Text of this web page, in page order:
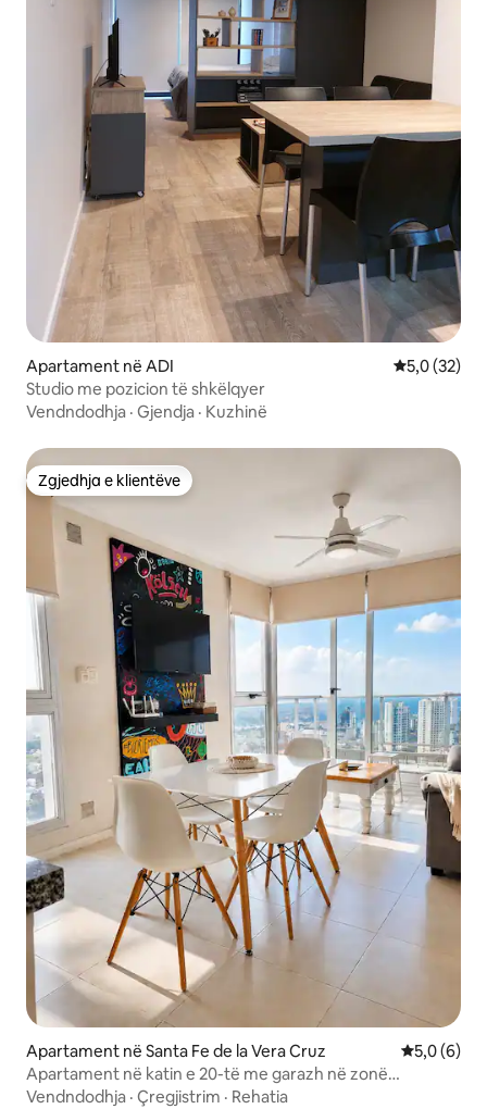
Apartament në ADI Vlerësimi
5,0 (32)
Studio me pozicion të shkëlqyer
Vendndodhja · Gjendja · Kuzhinë
Zgjedhja e klientëve
Zgjedhja e klientëve
Apartament në Santa Fe de la Vera Cruz Vlerësimi
5,0 (6)
Apartament në katin e 20-të me garazh në zonë
ekskluzive në Bv
Vendndodhja · Çregjistrim · Rehatia